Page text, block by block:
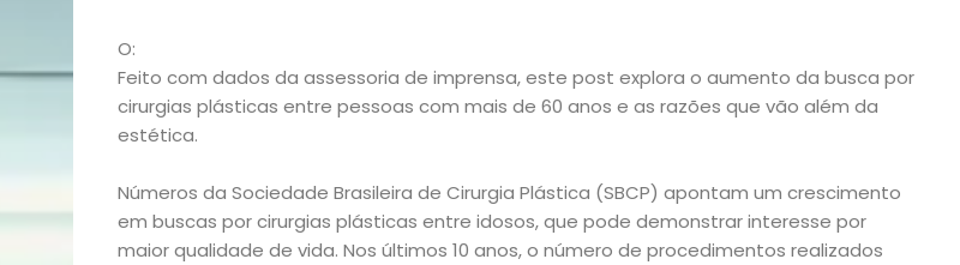
O:
Feito com dados da assessoria de imprensa, este post explora o aumento da busca por
cirurgias plásticas entre pessoas com mais de 60 anos e as razões que vão além da
estética.
Números da Sociedade Brasileira de Cirurgia Plástica (SBCP) apontam um crescimento
em buscas por cirurgias plásticas entre idosos, que pode demonstrar interesse por
maior qualidade de vida. Nos últimos 10 anos, o número de procedimentos realizados